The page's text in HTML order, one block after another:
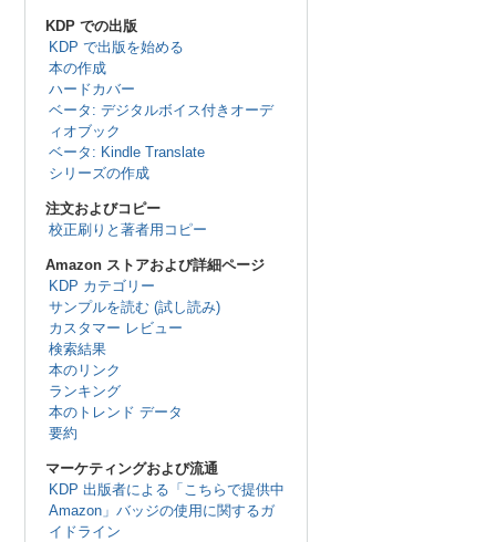
KDP での出版
KDP で出版を始める
本の作成
ハードカバー
ベータ: デジタルボイス付きオーデ
ィオブック
ベータ: Kindle Translate
シリーズの作成
注文およびコピー
校正刷りと著者用コピー
Amazon ストアおよび詳細ページ
KDP カテゴリー
サンプルを読む (試し読み)
カスタマー レビュー
検索結果
本のリンク
ランキング
本のトレンド データ
要約
マーケティングおよび流通
KDP 出版者による「こちらで提供中
Amazon」バッジの使用に関するガ
イドライン